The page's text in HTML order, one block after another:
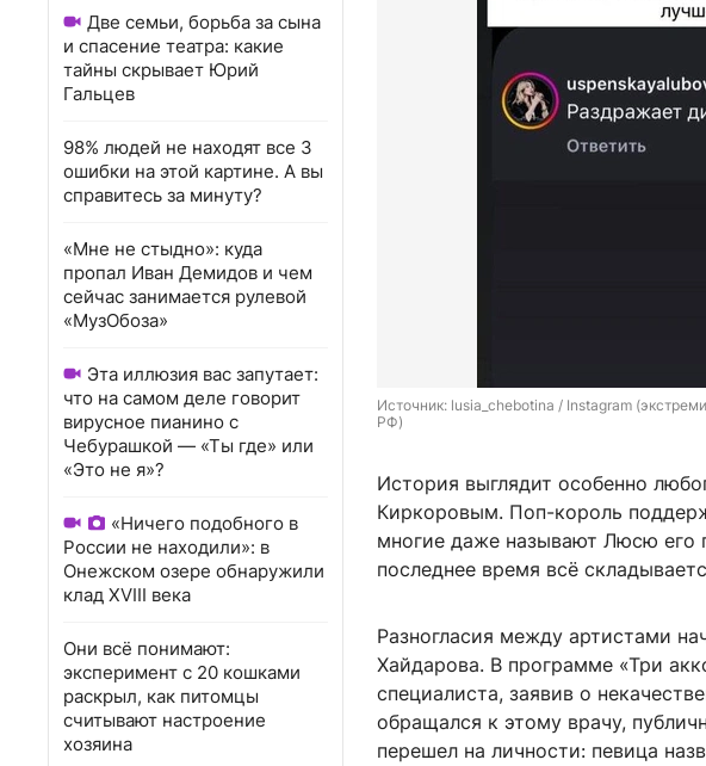
Две семьи, борьба за сына
и спасение театра: какие
тайны скрывает Юрий
Гальцев
98% людей не находят все 3
ошибки на этой картине. А вы
справитесь за минуту?
«Мне не стыдно»: куда
пропал Иван Демидов и чем
сейчас занимается рулевой
«МузОбоза»
Эта иллюзия вас запутает:
что на самом деле говорит
вирусное пианино с
Чебурашкой — «Ты где» или
«Это не я»?
«Ничего подобного в
России не находили»: в
Онежском озере обнаружили
клад XVIII века
Они всё понимают:
эксперимент с 20 кошками
раскрыл, как питомцы
считывают настроение
хозяина
Источник: lusia_chebotina / Instagram
РФ)
История выглядит особенно
Киркоровым. Поп-король
многие даже называют Люсю его
последнее время всё
Разногласия между артистами
Хайдарова. В программе «Три
специалиста, заявив о
обращался к этому врачу,
перешел на личности: певица